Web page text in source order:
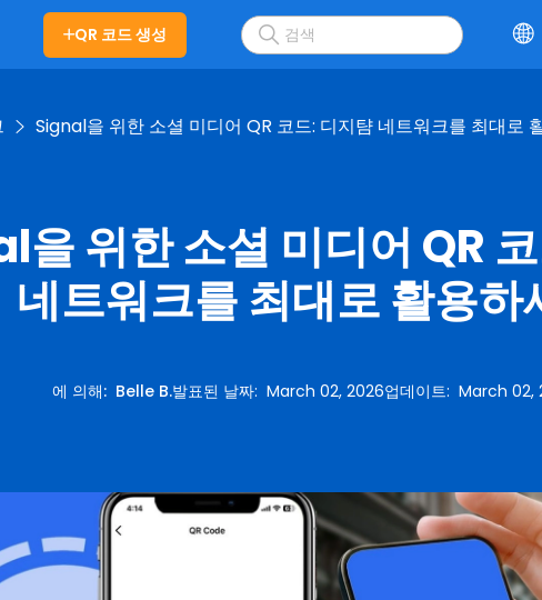
QR 코드 생성
Signal을 위한 소셜 미디어 QR 코드: 디지턈 네트워크를 최대로
위한 소셜 미디어 QR
네트워크를 최대로 활용하
에 의해: Belle B.발표된 날짜: March 02, 2026업데이트: March 02,